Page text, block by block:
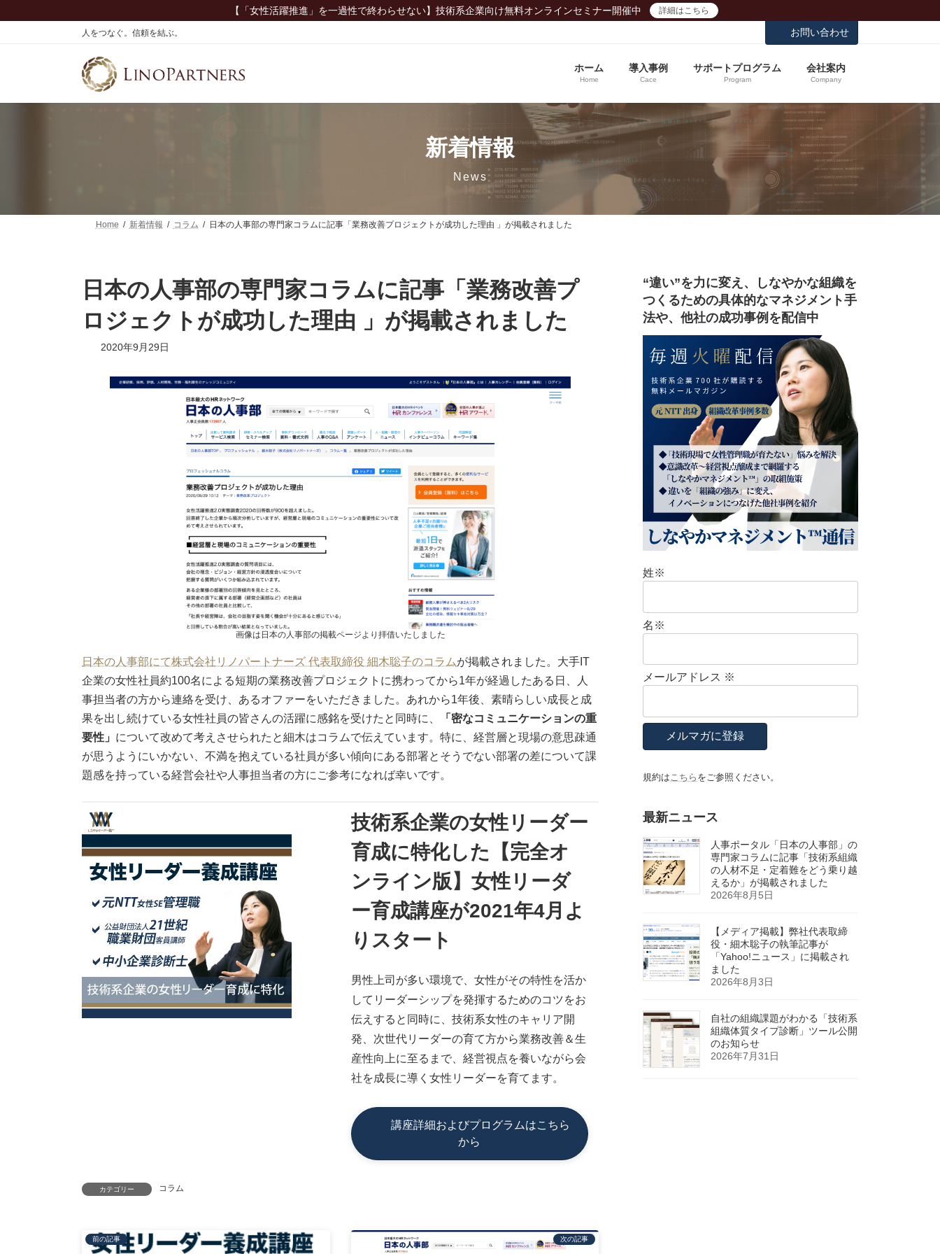
ン
ビ
【「女性活躍推進」を一過性で終わらせない】技術系企業向け無料オンラインセミナー開催中 詳細はこちら
人をつなぐ。信頼を結ぶ。 お問い合わせ
ホーム
Home
導入事例
Cace
サポートプログラム
Program
会社案内
Company
新着情報
News
Home 新着情報 コラム 日本の人事部の専門家コラムに記事「業務改善プロジェクトが成功した理由 」が掲載されました
日本の人事部の専門家コラムに記事「業務改善プ
ロジェクトが成功した理由 」が掲載されました
2020年9月29日
画像は日本の人事部の掲載ページより拝借いたしました
日本の人事部にて株式会社リノパートナーズ 代表取締役 細木聡子のコラムが掲載されました。大手IT
企業の女性社員約100名による短期の業務改善プロジェクトに携わってから1年が経過したある日、人
事担当者の方から連絡を受け、あるオファーをいただきました。あれから1年後、素晴らしい成長と成
果を出し続けている女性社員の皆さんの活躍に感銘を受けたと同時に、
「密なコミュニケーションの重
要性」 について改めて考えさせられたと細木はコラムで伝えています。特に、経営層と現場の意思疎通
が思うようにいかない、不満を抱えている社員が多い傾向にある部署とそうでない部署の差について課
題感を持っている経営会社や人事担当者の方にご参考になれば幸いです。
技術系企業の女性リーダー
育成に特化した【完全オ
ンライン版】女性リーダ
ー育成講座が2021年4月よ
りスタート
男性上司が多い環境で、女性がその特性を活か
してリーダーシップを発揮するためのコツをお
伝えすると同時に、技術系女性のキャリア開
発、次世代リーダーの育て方から業務改善＆生
産性向上に至るまで、経営視点を養いながら会
社を成長に導く女性リーダーを育てます。
講座詳細およびプログラムはこちら
から
カテゴリー コラム
前の記事 次の記事
“違い”を力に変え、しなやかな組織を
つくるための具体的なマネジメント手
法や、他社の成功事例を配信中
姓※
名 ※
メールアドレス ※
規約は こちら をご参照ください。
最新ニュース
人事ポータル「日本の人事部」の
専門家コラムに記事「技術系組織
の人材不足・定着難をどう乗り越
えるか」が掲載されました
2026年8月5日
【メディア掲載】弊社代表取締
役・細木聡子の執筆記事が
「Yahoo!ニュース」に掲載され
ました
2026年8月3日
自社の組織課題がわかる「技術系
組織体質タイプ診断」ツール公開
のお知らせ
2026年7月31日